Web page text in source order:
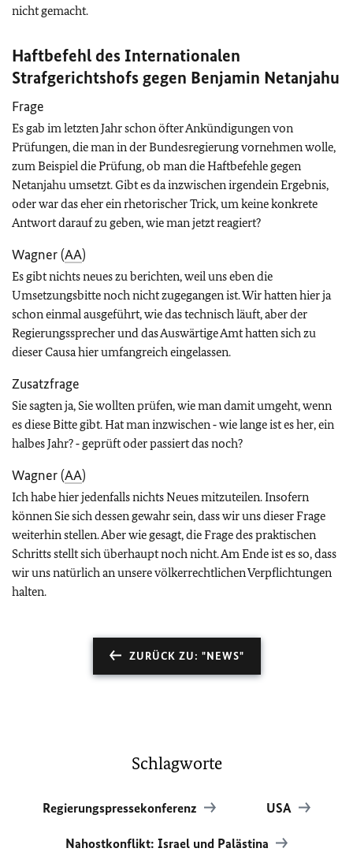
nicht gemacht.
Haftbefehl des Internationalen
Strafgerichtshofs gegen Benjamin Netanjahu
Frage
Es gab im letzten Jahr schon öfter Ankündigungen von
Prüfungen, die man in der Bundesregierung vornehmen wolle,
zum Beispiel die Prüfung, ob man die Haftbefehle gegen
Netanjahu umsetzt. Gibt es da inzwischen irgendein Ergebnis,
oder war das eher ein rhetorischer Trick, um keine konkrete
Antwort darauf zu geben, wie man jetzt reagiert?
Wagner (AA)
Es gibt nichts neues zu berichten, weil uns eben die
Umsetzungsbitte noch nicht zugegangen ist. Wir hatten hier ja
schon einmal ausgeführt, wie das technisch läuft, aber der
Regierungssprecher und das Auswärtige Amt hatten sich zu
dieser Causa hier umfangreich eingelassen.
Zusatzfrage
Sie sagten ja, Sie wollten prüfen, wie man damit umgeht, wenn
es diese Bitte gibt. Hat man inzwischen ‑ wie lange ist es her, ein
halbes Jahr? ‑ geprüft oder passiert das noch?
Wagner (AA)
Ich habe hier jedenfalls nichts Neues mitzuteilen. Insofern
können Sie sich dessen gewahr sein, dass wir uns dieser Frage
weiterhin stellen. Aber wie gesagt, die Frage des praktischen
Schritts stellt sich überhaupt noch nicht. Am Ende ist es so, dass
wir uns natürlich an unsere völkerrechtlichen Verpflichtungen
halten.
ZURÜCK ZU: "NEWS"
Schlagworte
Regierungspressekonferenz USA
Nahostkonflikt: Israel und Palästina